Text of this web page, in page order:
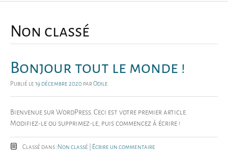
Non classé
Bonjour tout le monde !
Publié le 19 décembre 2020 parOdile
Bienvenue sur WordPress. Ceci est votre premier article.
Modifiez-le ou supprimez-le, puis commencez à écrire !
Classé dans : Non classé Écrire un commentaire